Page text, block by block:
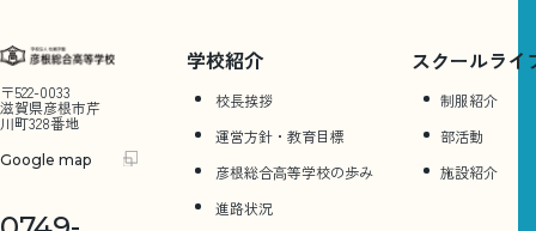
〒522-0033
滋賀県彦根市芹
川町328番地
Google map
学校紹介
校長挨拶
運営方針・教育目標
彦根総合⾼等学校の歩み
進路状況
スクールライ
制服紹介
部活動
施設紹介